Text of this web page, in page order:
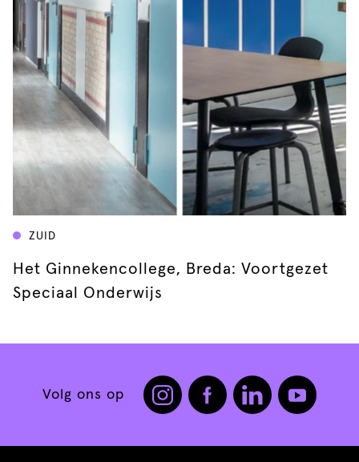
ZUID
Het Ginnekencollege, Breda: Voortgezet
Speciaal Onderwijs
Volg ons op